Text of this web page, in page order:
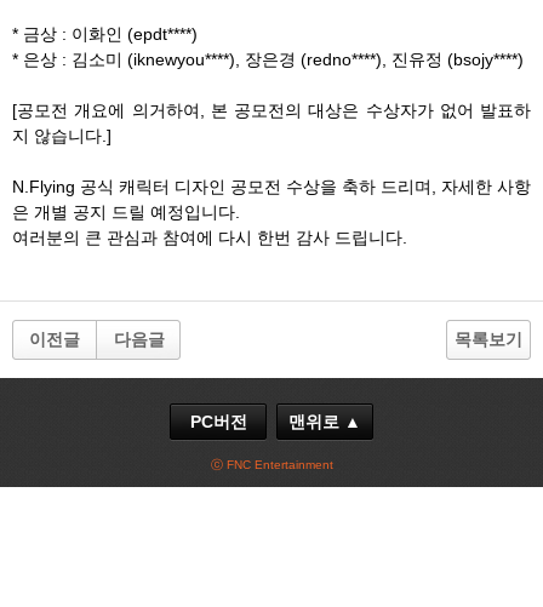
* 금상 : 이화인 (epdt****)
* 은상 : 김소미 (iknewyou****), 장은경 (redno****), 진유정 (bsojy****)
[공모전 개요에 의거하여, 본 공모전의 대상은 수상자가 없어 발표하
지 않습니다.]
N.Flying 공식 캐릭터 디자인 공모전 수상을 축하 드리며, 자세한 사항
은 개별 공지 드릴 예정입니다.
여러분의 큰 관심과 참여에 다시 한번 감사 드립니다.
이전글 다음글 목록보기
PC버전 맨위로 ▲
ⓒ FNC Entertainment